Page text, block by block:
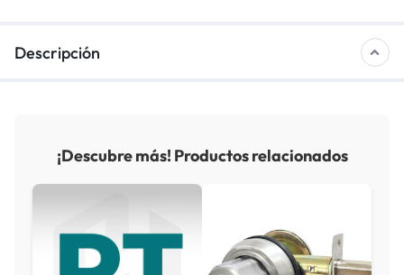
Descripción
¡Descubre más! Productos relacionados